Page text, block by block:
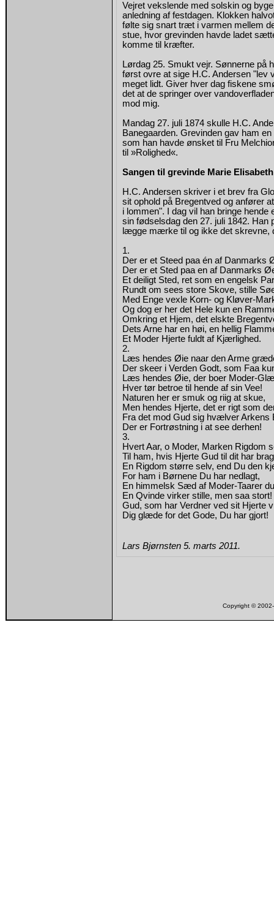
Vejret vekslende med solskin og
anledning af festdagen. Klokken
følte sig snart træt i varmen mellem
stue, hvor grevinden havde ladet
komme til kræfter.
Lørdag 25. Smukt vejr. Sønnerne på
først ovre at sige H.C. Andersen
meget lidt. Giver hver dag fiskene
det at de springer over
mod mig.
Mandag 27. juli 1874 skulle H.C.
Banegaarden. Grevinden gav ham
som han havde ønsket til Fru
til »Rolighed«.
Sangen til grevinde Marie
H.C. Andersen skriver i et brev fra
sit ophold på Bregentved og anfører
i lommen". I dag vil han bringe
sin fødselsdag den 27. juli 1842. Han
lægge mærke til og ikke det skrevne,
1.
Der er et Steed paa én af Danmarks
Der er et Sted paa en af Danmarks
Et deiligt Sted, ret som en engelsk
Rundt om sees store Skove, stille
Med Enge vexle Korn- og Kløver-
Og dog er her det Hele kun en
Omkring et Hjem, det elskte
Dets Arne har en høi, en hellig
Et Moder Hjerte fuldt af Kjærlighed.
2.
Læs hendes Øie naar den Arme
Der skeer i Verden Godt, som Faa
Læs hendes Øie, der boer Moder-
Hver tør betroe til hende af sin Vee!
Naturen her er smuk og riig at skue,
Men hendes Hjerte, det er rigt som
Fra det mod Gud sig hvælver Arkens
Der er Fortrøstning i at see derhen!
3.
Hvert Aar, o Moder, Marken Rigdom
Til ham, hvis Hjerte Gud til dit har
En Rigdom større selv, end Du den
For ham i Børnene Du har nedlagt,
En himmelsk Sæd af Moder-Taarer
En Qvinde virker stille, men saa stort!
Gud, som har Verdner ved sit Hjerte
Dig glæde for det Gode, Du har gjort!
Lars Bjørnsten 5. marts 2011.
Copyright ©